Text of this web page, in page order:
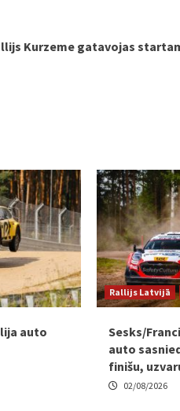
Kurzeme gatavojas
auto
Rallijs Latvijā
Sesks/
auto
finišu,
02/08/2026